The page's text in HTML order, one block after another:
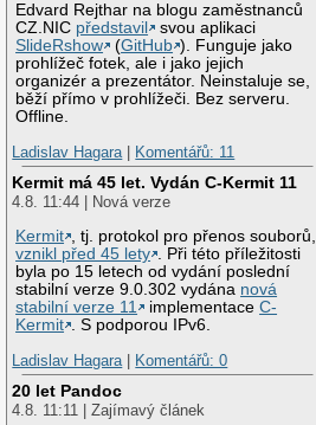
Edvard Rejthar na blogu zaměstnanců
CZ.NIC představil
svou aplikaci
SlideRshow
(GitHub ). Funguje jako
prohlížeč fotek, ale i jako jejich
organizér a prezentátor. Neinstaluje se,
běží přímo v prohlížeči. Bez serveru.
Offline.
Ladislav Hagara | Komentářů: 11
Kermit má 45 let. Vydán C-Kermit 11
4.8. 11:44 | Nová verze
Kermit , tj. protokol pro přenos souborů,
vznikl před 45 lety . Při této příležitosti
byla po 15 letech od vydání poslední
stabilní verze 9.0.302 vydána nová
stabilní verze 11
implementaceC-
Kermit . S podporou IPv6.
Ladislav Hagara | Komentářů: 0
20 let Pandoc
4.8. 11:11 | Zajímavý článek